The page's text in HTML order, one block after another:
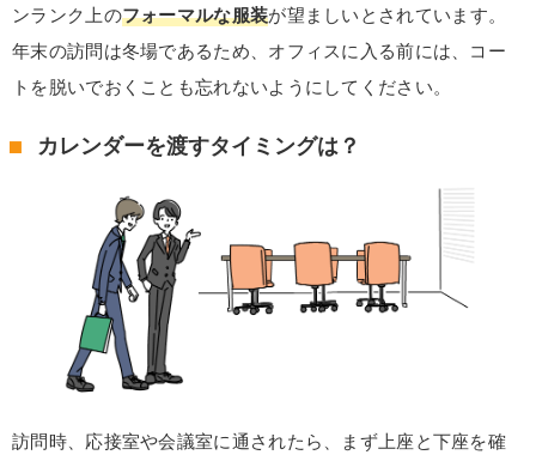
ンランク上のフォーマルな服装が望ましいとされています。
年末の訪問は冬場であるため、オフィスに入る前には、コー
トを脱いでおくことも忘れないようにしてください。
カレンダーを渡すタイミングは？
訪問時、応接室や会議室に通されたら、まず上座と下座を確